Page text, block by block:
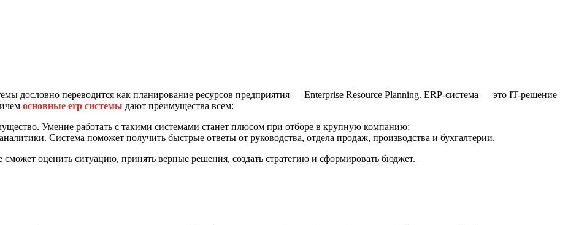
дословно переводится как планирование ресурсов предприятия — Enterprise Resource Planning. ERP-система — это IT-решение
основные erp системы дают преимущества всем:
Умение работать с такими системами станет плюсом при отборе в крупную компанию;
Система поможет получить быстрые ответы от руководства, отдела продаж, производства и бухгалтерии.
оценить ситуацию, принять верные решения, создать стратегию и сформировать бюджет.